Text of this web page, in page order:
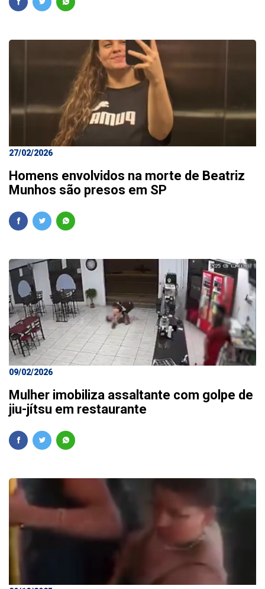
27/02/2026
Homens envolvidos na morte de Beatriz
Munhos são presos em SP
09/02/2026
Mulher imobiliza assaltante com golpe de
jiu-jítsu em restaurante